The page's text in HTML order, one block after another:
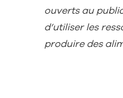
ouverts au
d’utiliser les
produire des